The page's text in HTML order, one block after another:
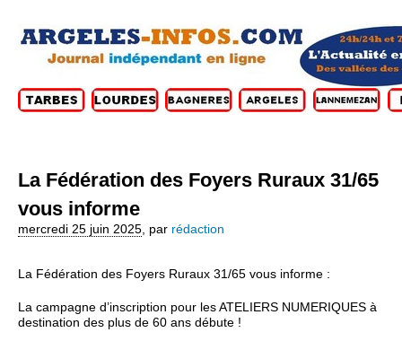
La Fédération des Foyers Ruraux 31/65
vous informe
mercredi 25 juin 2025 par rédaction
La Fédération des Foyers Ruraux 31/65 vous informe :
La campagne d’inscription pour les ATELIERS NUMERIQUES à
destination des plus de 60 ans débute !